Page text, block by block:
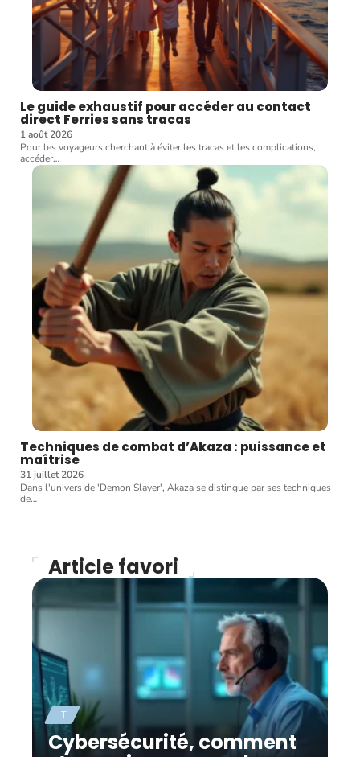
Le guide exhaustif pour accéder au contact
direct Ferries sans tracas
1 août 2026
Pour les voyageurs cherchant à éviter les tracas et les complications,
accéder…
Techniques de combat d’Akaza : puissance et
maîtrise
31 juillet 2026
Dans l'univers de 'Demon Slayer', Akaza se distingue par ses techniques
de…
Article favori
IT
Cybersécurité, comment